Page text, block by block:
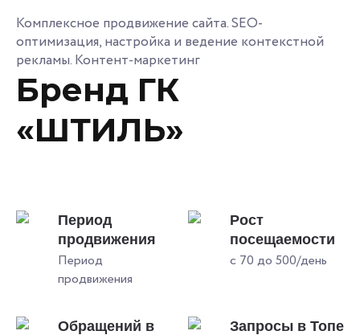
Комплексное продвижение сайта. SEO-
оптимизация, настройка и ведение контекстной
рекламы. Контент-маркетинг
Бренд ГК
«ШТИЛЬ»
Период
продвижения
Период
продвижения
Рост
посещаемости
с 70 до 500/день
Обращений в
Запросы в Топе